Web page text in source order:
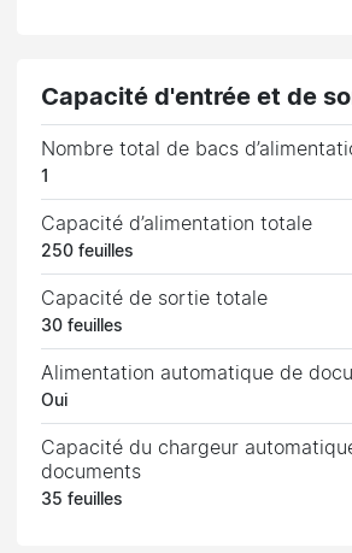
Capacité d'entrée et de
Nombre total de bacs
1
Capacité d’alimentation totale
250 feuilles
Capacité de sortie totale
30 feuilles
Alimentation automatique de
Oui
Capacité du chargeur
documents
35 feuilles